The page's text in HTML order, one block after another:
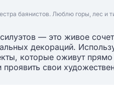
баянистов. Люблю горы, лес и
— это живое
декораций.
которые оживут
свои